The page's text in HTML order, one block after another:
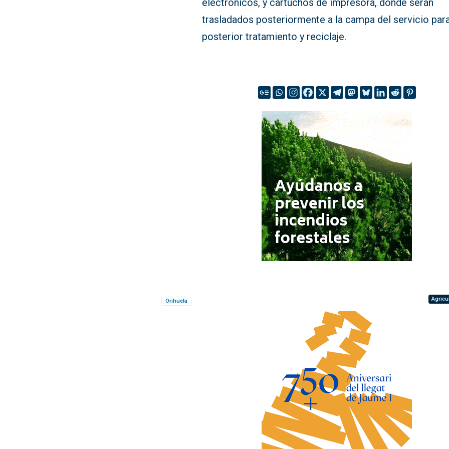
electrónicos, y cartuchos de impresora, donde serán
trasladados posteriormente a la campa del servicio
posterior tratamiento y reciclaje.
Orihuela